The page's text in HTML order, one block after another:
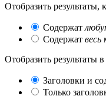
Отобразить результаты,
Содержат
Содержат весь
Отобразить результаты в
Заголовки и
Только